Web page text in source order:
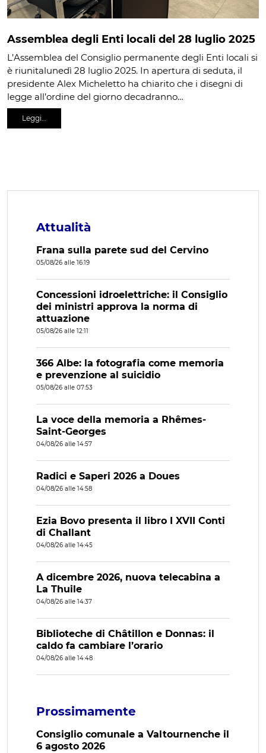
Assemblea degli Enti locali del 28 luglio 2025
L’Assemblea del Consiglio permanente degli Enti locali si
è riunitalunedì 28 luglio 2025. In apertura di seduta, il
presidente Alex Micheletto ha chiarito che i disegni di
legge all’ordine del giorno decadranno…
Leggi…
Attualità
Frana sulla parete sud del Cervino
05/08/26 alle 16:19
Concessioni idroelettriche: il Consiglio
dei ministri approva la norma di
attuazione
05/08/26 alle 12:11
366 Albe: la fotografia come memoria
e prevenzione al suicidio
05/08/26 alle 07:53
La voce della memoria a Rhêmes-
Saint-Georges
04/08/26 alle 14:57
Radici e Saperi 2026 a Doues
04/08/26 alle 14:58
Ezia Bovo presenta il libro I XVII Conti
di Challant
04/08/26 alle 14:45
A dicembre 2026, nuova telecabina a
La Thuile
04/08/26 alle 14:37
Biblioteche di Châtillon e Donnas: il
caldo fa cambiare l’orario
04/08/26 alle 14:48
Prossimamente
Consiglio comunale a Valtournenche il
6 agosto 2026